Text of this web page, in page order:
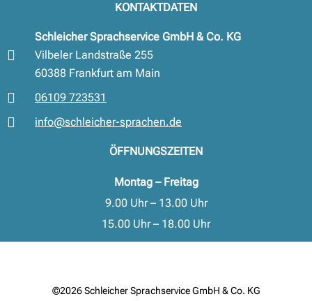
KONTAKTDATEN
Schleicher Sprachservice GmbH & Co. KG
Vilbeler Landstraße 255
60388 Frankfurt am Main
06109 723531
info@schleicher-sprachen.de
ÖFFNUNGSZEITEN
Montag – Freitag
9.00 Uhr – 13.00 Uhr
15.00 Uhr – 18.00 Uhr
©2026 Schleicher Sprachservice GmbH & Co. KG